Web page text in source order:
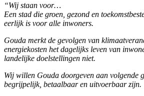
“Wij staan voor…
Een stad die groen, gezond en
eerlijk is voor alle inwoners.
Gouda merkt de gevolgen van
energiekosten het dagelijks leven van
landelijke doelstellingen niet.
Wij willen Gouda doorgeven aan volgende
begrijpelijk, betaalbaar en uitvoerbaar zijn.